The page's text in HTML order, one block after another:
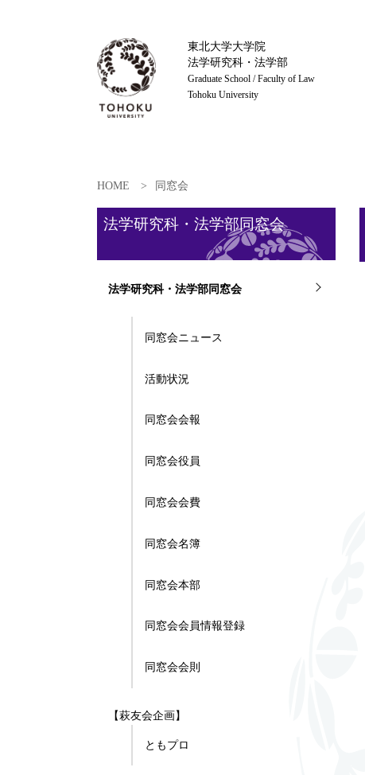
東北大学大学院
法学研究科・法学部
Graduate School / Faculty of Law
Tohoku University
HOME 同窓会
法学研究科・法学部同窓会
法学研究科・法学部同窓会
同窓会ニュース
活動状況
同窓会会報
同窓会役員
同窓会会費
同窓会名簿
同窓会本部
同窓会会員情報登録
同窓会会則
【萩友会企画】
ともプロ